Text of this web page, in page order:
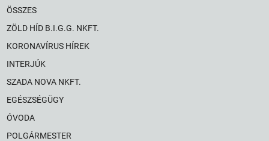
ÖSSZES
ZÖLD HÍD B.I.G.G. NKFT.
KORONAVÍRUS HÍREK
INTERJÚK
SZADA NOVA NKFT.
EGÉSZSÉGÜGY
ÓVODA
POLGÁRMESTER